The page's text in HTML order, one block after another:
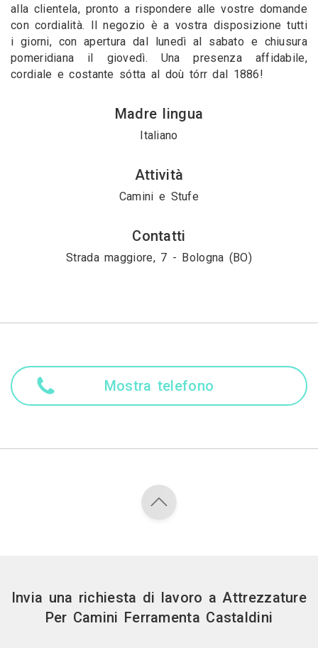
alla clientela, pronto a rispondere alle vostre domande
con cordialità. Il negozio è a vostra disposizione tutti
i giorni, con apertura dal lunedì al sabato e chiusura
pomeridiana il giovedì. Una presenza affidabile,
cordiale e costante sótta al doù tórr dal 1886!
Madre lingua
Italiano
Attività
Camini e Stufe
Contatti
Strada maggiore, 7 - Bologna (BO)
Mostra telefono
Invia una richiesta di lavoro a Attrezzature
Per Camini Ferramenta Castaldini